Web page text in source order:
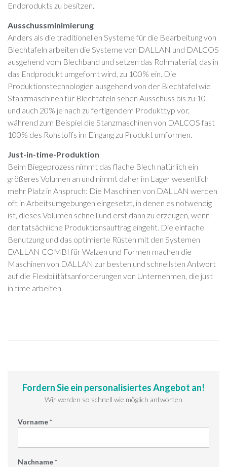
Endprodukts zu besitzen.
Ausschussminimierung
Anders als die traditionellen Systeme für die Bearbeitung von
Blechtafeln arbeiten die Systeme von DALLAN und DALCOS
ausgehend vom Blechband und setzen das Rohmaterial, das in
das Endprodukt umgefomt wird, zu 100% ein. Die
Produktionstechnologien ausgehend von der Blechtafel wie
Stanzmaschinen für Blechtafeln sehen Ausschuss bis zu 10
und auch 20% je nach zu fertigendem Produkttyp vor,
während zum Beispiel die Stanzmaschinen von DALCOS fast
100% des Rohstoffs im Eingang zu Produkt umformen.
Just-in-time-Produktion
Beim Biegeprozess nimmt das flache Blech natürlich ein
größeres Volumen an und nimmt daher im Lager wesentlich
mehr Platz in Anspruch: Die Maschinen von DALLAN werden
oft in Arbeitsumgebungen eingesetzt, in denen es notwendig
ist, dieses Volumen schnell und erst dann zu erzeugen, wenn
der tatsächliche Produktionsauftrag eingeht. Die einfache
Benutzung und das optimierte Rüsten mit den Systemen
DALLAN COMBI für Walzen und Formen machen die
Maschinen von DALLAN zur besten und schnellsten Antwort
auf die Flexibilitätsanforderungen von Unternehmen, die just
in time arbeiten.
Fordern Sie ein personalisiertes Angebot an!
Wir werden so schnell wie möglich antworten
Vorname *
Nachname *